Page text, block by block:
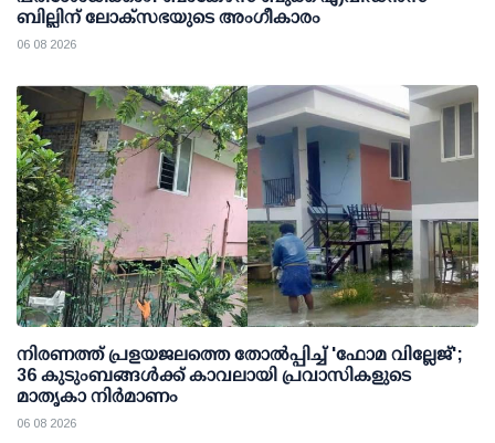
ബില്ലിന് ലോക്സഭയുടെ അംഗീകാരം
06 08 2026
നിരണത്ത് പ്രളയജലത്തെ തോല്‍പ്പിച്ച് 'ഫോമ വില്ലേജ്';
36 കുടുംബങ്ങള്‍ക്ക് കാവലായി പ്രവാസികളുടെ
മാതൃകാ നിര്‍മാണം
06 08 2026